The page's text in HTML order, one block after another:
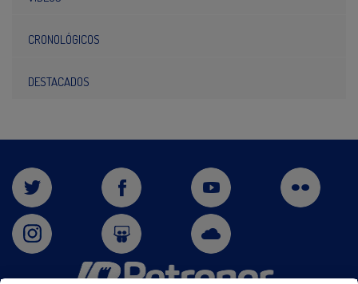
CRONOLÓGICOS
DESTACADOS